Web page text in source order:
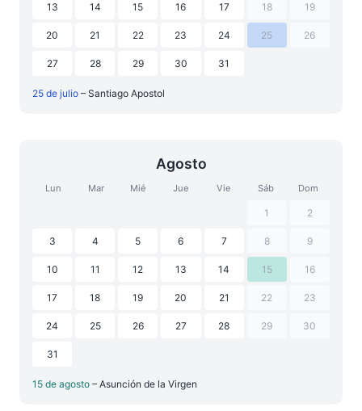
13 14 15 16 17 18 19
20 21 22 23 24 25 26
27 28 29 30 31
25 de julio – Santiago Apostol
Agosto
Lun Mar Mié Jue Vie Sáb Dom
1 2
3 4 5 6 7 8 9
10 11 12 13 14 15 16
17 18 19 20 21 22 23
24 25 26 27 28 29 30
31
15 de agosto – Asunción de la Virgen